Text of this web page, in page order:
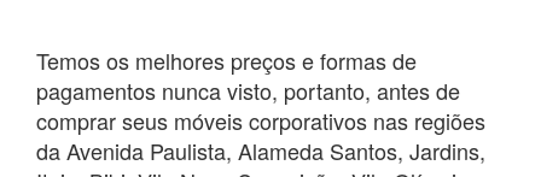
Temos os melhores preços e formas de
pagamentos nunca visto, portanto, antes de
comprar seus móveis corporativos nas regiões
da Avenida Paulista, Alameda Santos, Jardins,